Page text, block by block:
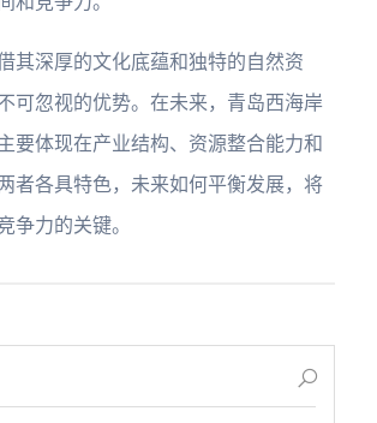
其深厚的文化底蕴和独特的自然资
可忽视的优势。在未来，青岛西海岸
要体现在产业结构、资源整合能力和
者各具特色，未来如何平衡发展，将
争力的关键。